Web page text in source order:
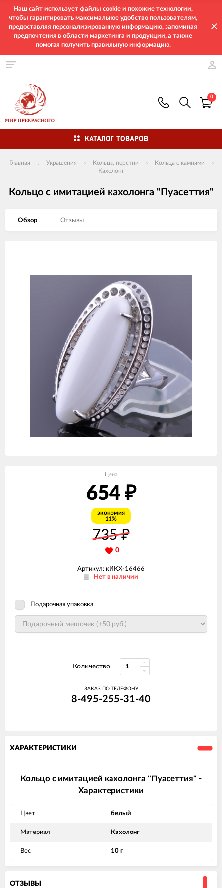
Наш сайт использует файлы cookie и похожие технологии,
чтобы гарантировать максимальное удобство пользователям,
предоставляя персонализированную информацию, запоминая
предпочтения в области маркетинга и продукции, а также
помогая получить правильную информацию.
0
КАТАЛОГ ТОВАРОВ
Главная Украшения Кольца, перстни
Кольца с камнями
Кахолонг
Кольцо с имитацией кахолонга "Пуасеттия"
Обзор Отзывы
Цена
654 ₽
экономия
11%
735₽
0
Артикул: кИКХ-16466
Нет в наличии
Подарочная упаковка
Количество
ЗАКАЗ ПО ТЕЛЕФОНУ
8-495-255-31-40
ХАРАКТЕРИСТИКИ
Кольцо с имитацией кахолонга "Пуасеттия" -
Характеристики
Цвет белый
Материал Кахолонг
Вес 10 г
ОТЗЫВЫ